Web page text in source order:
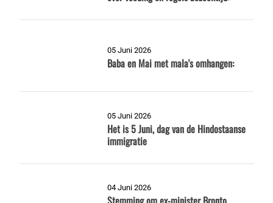
05 Juni 2026
Baba en Mai met mala's omhangen:
05 Juni 2026
Het is 5 Juni, dag van de Hindostaanse
immigratie
04 Juni 2026